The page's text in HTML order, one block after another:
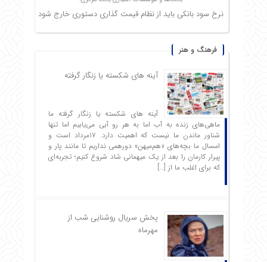
نرخ سود بانکی باید از نظام قیمت گذاری دستوری خارج شود
فرهنگ و هنر
آینه های شکسته یا زنگار گرفته
آینه های شکسته یا زنگار گرفته ما
ماهی‌های زنده به آب اما به هر رو آبی می‌یابیم اما تنها
شناور ماندن ما نیست که اهمیت دارد. ۱۷مرداد است و
امسال ما بچه‌های «هم‌میهن» دورهمی نداریم تا مانند پار و
پیرار کارمان را بعد از یک میهمانی شاد شروع ‌کنیم؛ تجربه‌ای
که برای اغلب ما از […]
پخش سریال روشنایی شب از
مهرماه